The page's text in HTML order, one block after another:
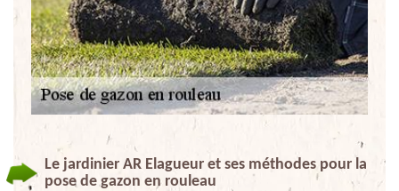
Le jardinier AR Elagueur et ses méthodes pour la
pose de gazon en rouleau